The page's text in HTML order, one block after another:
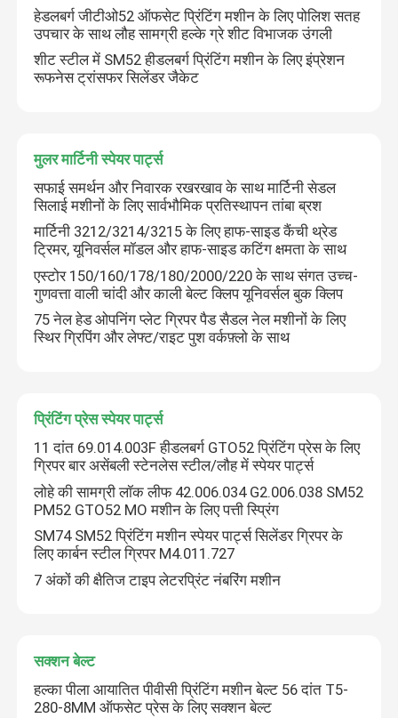
हेडलबर्ग जीटीओ52 ऑफसेट प्रिंटिंग मशीन के लिए पोलिश सतह
उपचार के साथ लौह सामग्री हल्के ग्रे शीट विभाजक उंगली
शीट स्टील में SM52 हीडलबर्ग प्रिंटिंग मशीन के लिए इंप्रेशन
रूफनेस ट्रांसफर सिलेंडर जैकेट
मुलर मार्टिनी स्पेयर पार्ट्स
सफाई समर्थन और निवारक रखरखाव के साथ मार्टिनी सेडल
सिलाई मशीनों के लिए सार्वभौमिक प्रतिस्थापन तांबा ब्रश
मार्टिनी 3212/3214/3215 के लिए हाफ-साइड कैंची थ्रेड
ट्रिमर, यूनिवर्सल मॉडल और हाफ-साइड कटिंग क्षमता के साथ
एस्टोर 150/160/178/180/2000/220 के साथ संगत उच्च-
गुणवत्ता वाली चांदी और काली बेल्ट क्लिप यूनिवर्सल बुक क्लिप
75 नेल हेड ओपनिंग प्लेट ग्रिपर पैड सैडल नेल मशीनों के लिए
स्थिर ग्रिपिंग और लेफ्ट/राइट पुश वर्कफ़्लो के साथ
प्रिंटिंग प्रेस स्पेयर पार्ट्स
11 दांत 69.014.003F हीडलबर्ग GTO52 प्रिंटिंग प्रेस के लिए
ग्रिपर बार असेंबली स्टेनलेस स्टील/लौह में स्पेयर पार्ट्स
लोहे की सामग्री लॉक लीफ 42.006.034 G2.006.038 SM52
PM52 GTO52 MO मशीन के लिए पत्ती स्प्रिंग
SM74 SM52 प्रिंटिंग मशीन स्पेयर पार्ट्स सिलेंडर ग्रिपर के
लिए कार्बन स्टील ग्रिपर M4.011.727
7 अंकों की क्षैतिज टाइप लेटरप्रिंट नंबरिंग मशीन
सक्शन बेल्ट
हल्का पीला आयातित पीवीसी प्रिंटिंग मशीन बेल्ट 56 दांत T5-
280-8MM ऑफसेट प्रेस के लिए सक्शन बेल्ट